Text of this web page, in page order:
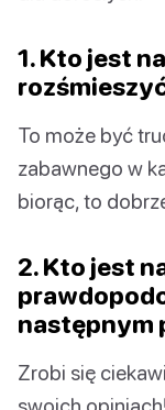
1. Kto jest
To może być
zabawnego w
biorąc, to
2. Kto jest
następnym
Zrobi się